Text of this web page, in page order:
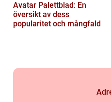
Avatar Palettblad: En
översikt av dess
popularitet och mångfald